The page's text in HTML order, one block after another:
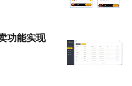
功能实现